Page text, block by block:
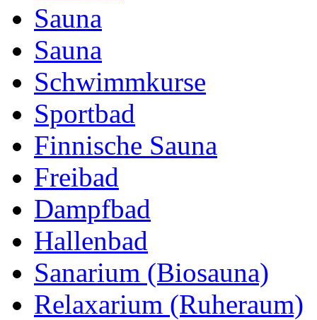
Sauna
Sauna
Schwimmkurse
Sportbad
Finnische Sauna
Freibad
Dampfbad
Hallenbad
Sanarium (Biosauna)
Relaxarium (Ruheraum)